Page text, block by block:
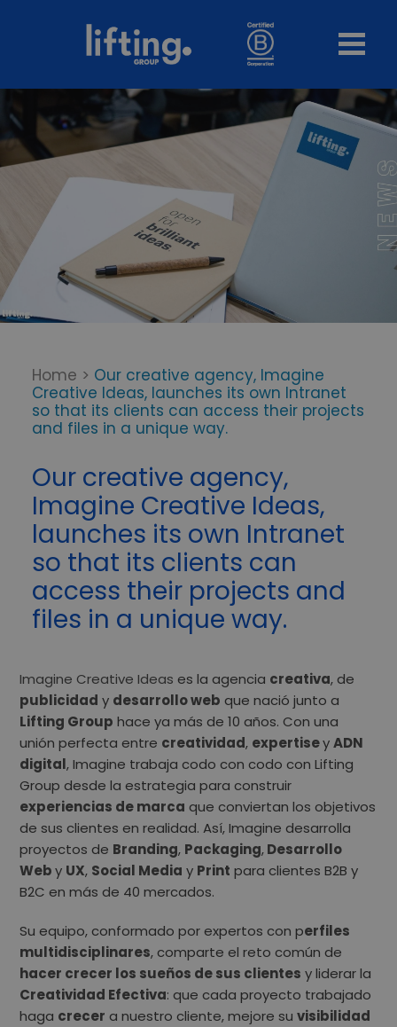
Home > Our creative agency, Imagine
Creative Ideas, launches its own Intranet
so that its clients can access their projects
and files in a unique way.
Our creative agency,
Imagine Creative Ideas,
launches its own Intranet
so that its clients can
access their projects and
files in a unique way.
Imagine Creative Ideas es la agencia creativa, de
publicidad y desarrollo web que nació junto a
Lifting Group hace ya más de 10 años. Con una
unión perfecta entre creatividad, expertiseyADN
digital, Imagine trabaja codo con codo con Lifting
Group desde la estrategia para construir
experiencias de marca que conviertan los objetivos
de sus clientes en realidad. Así, Imagine desarrolla
proyectos de Branding, Packaging,Desarrollo
Weby UX, Social Media y Print para clientes B2B y
B2C en más de 40 mercados.
Su equipo, conformado por expertos con perfiles
multidisciplinares, comparte el reto común de
hacer crecer los sueños de sus clientes y liderar la
Creatividad Efectiva: que cada proyecto trabajado
haga crecer a nuestro cliente, mejore suvisibilidad